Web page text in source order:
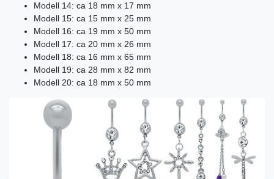
Modell 14: ca 18 mm x 17 mm
Modell 15: ca 15 mm x 25 mm
Modell 16: ca 19 mm x 50 mm
Modell 17: ca 20 mm x 26 mm
Modell 18: ca 16 mm x 65 mm
Modell 19: ca 28 mm x 82 mm
Modell 20: ca 18 mm x 50 mm